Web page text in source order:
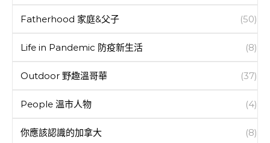
Fatherhood 家庭&父子 (50)
Life in Pandemic 防疫新生活 (8)
Outdoor 野趣溫哥華 (37)
People 溫市人物 (4)
你應該認識的加拿大 (8)